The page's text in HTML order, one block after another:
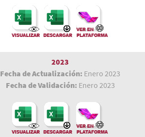
2023
Fecha de Actualización: Enero 2023
Fecha de Validación: Enero 2023